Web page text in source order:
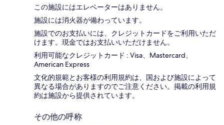
この施設にはエレベーターはありません。
施設には消火器が備わっています。
施設でのお支払いには、クレジットカードをご利用いただ
けます。現金ではお支払いいただけません。
利用可能なクレジットカード : Visa、Mastercard、
American Express
文化的規範とお客様の利用規約は、国および施設によって
異なる場合がありますのでご注意ください。掲載の利用規
約は施設から提供されています。
その他の呼称